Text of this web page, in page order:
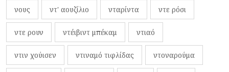
νους ντ' αουζίλιο νταρίντα ντε ρόσι
ντε ρουν ντέιβιντ μπέκαμ ντιαό
ντιν χούισεν ντιναμό τιφλίδας ντοναρούμα